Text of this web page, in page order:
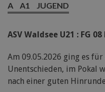
A A1 JUGEND
ASV Waldsee U21 : FG
Am 09.05.2026 ging es
Unentschieden, im Pokal
nach einer guten